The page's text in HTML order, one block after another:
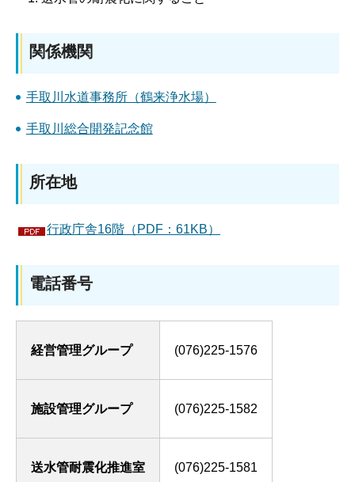
関係機関
手取川水道事務所（鶴来浄水場）
手取川総合開発記念館
所在地
行政庁舎16階（PDF：61KB）
電話番号
経営管理グループ (076)225-1576
施設管理グループ (076)225-1582
送水管耐震化推進室 (076)225-1581